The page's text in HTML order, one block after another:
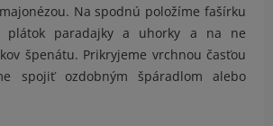
Na spodnú položíme fašírku
plátok paradajky a uhorky a na ne
špenátu. Prikryjeme vrchnou časťou
spojiť ozdobným špáradlom alebo